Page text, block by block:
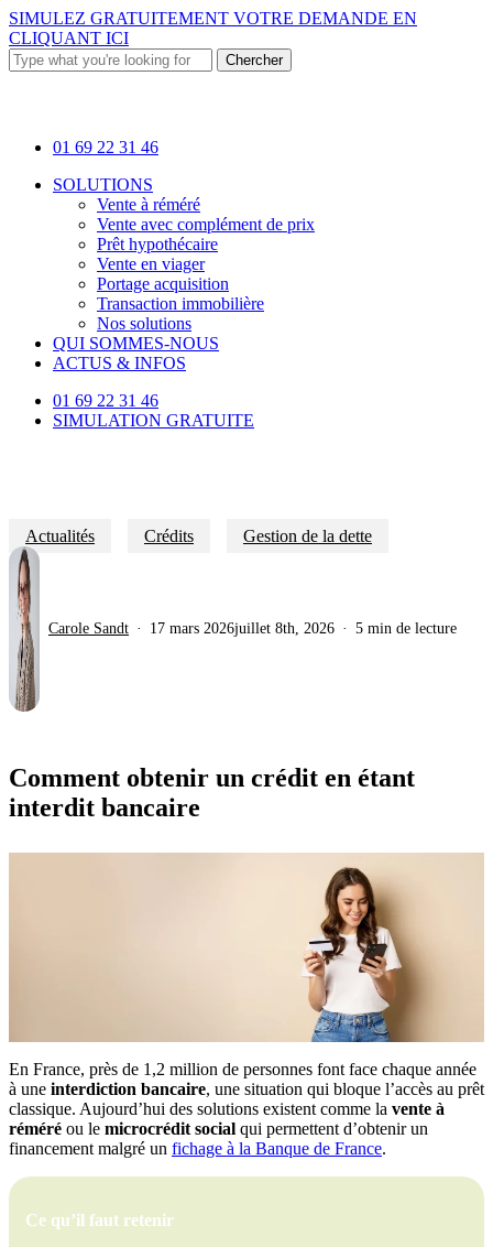
Skip
to
main
content
SIMULEZ GRATUITEMENT VOTRE DEMANDE EN
CLIQUANT ICI
Chercher
01 69 22 31 46
Menu
SOLUTIONS
Vente à réméré
Vente avec complément de prix
Prêt hypothécaire
Vente en viager
Portage acquisition
Transaction immobilière
Nos solutions
QUI SOMMES-NOUS
ACTUS & INFOS
01 69 22 31 46
SIMULATION GRATUITE
Actualités Crédits Gestion de la dette
Carole Sandt 17 mars 2026juillet 8th, 2026 5 min de lecture
Comment obtenir un crédit en étant
interdit bancaire
En France, près de 1,2 million de personnes font face chaque année
à une interdiction bancaire, une situation qui bloque l’accès au prêt
classique. Aujourd’hui des solutions existent comme la vente à
réméré ou le microcrédit social qui permettent d’obtenir un
financement malgré un fichage à la Banque de France.
Ce qu’il faut retenir